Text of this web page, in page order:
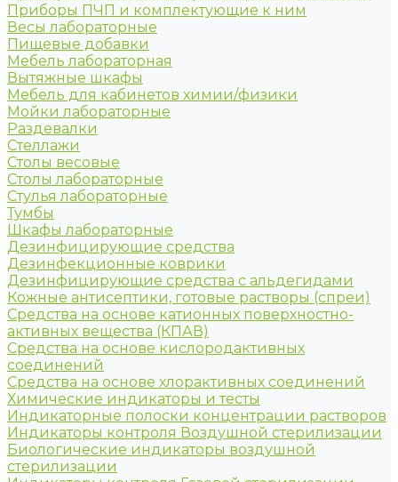
Приборы ПЧП и комплектующие к ним
Весы лабораторные
Пищевые добавки
Мебель лабораторная
Вытяжные шкафы
Мебель для кабинетов химии/физики
Мойки лабораторные
Раздевалки
Стеллажи
Столы весовые
Столы лабораторные
Стулья лабораторные
Тумбы
Шкафы лабораторные
Дезинфицирующие средства
Дезинфекционные коврики
Дезинфицирующие средства с альдегидами
Кожные антисептики, готовые растворы (спреи)
Средства на основе катионных поверхностно-
активных вещества (КПАВ)
Средства на основе кислородактивных
соединений
Средства на основе хлорактивных соединений
Химические индикаторы и тесты
Индикаторные полоски концентрации растворов
Индикаторы контроля Воздушной стерилизации
Биологические индикаторы воздушной
стерилизации